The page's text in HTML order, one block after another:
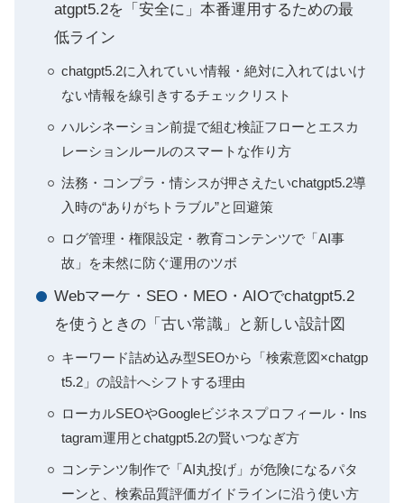
atgpt5.2を「安全に」本番運用するための最
低ライン
chatgpt5.2に入れていい情報・絶対に入れてはいけ
ない情報を線引きするチェックリスト
ハルシネーション前提で組む検証フローとエスカ
レーションルールのスマートな作り方
法務・コンプラ・情シスが押さえたいchatgpt5.2導
入時の“ありがちトラブル”と回避策
ログ管理・権限設定・教育コンテンツで「AI事
故」を未然に防ぐ運用のツボ
Webマーケ・SEO・MEO・AIOでchatgpt5.2
を使うときの「古い常識」と新しい設計図
キーワード詰め込み型SEOから「検索意図×chatgp
t5.2」の設計へシフトする理由
ローカルSEOやGoogleビジネスプロフィール・Ins
tagram運用とchatgpt5.2の賢いつなぎ方
コンテンツ制作で「AI丸投げ」が危険になるパタ
ーンと、検索品質評価ガイドラインに沿う使い方